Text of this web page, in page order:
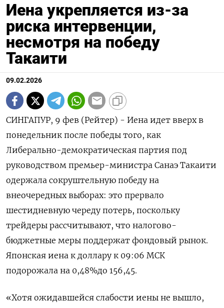
Иена укрепляется из-за
риска интервенции,
несмотря на победу
Такаити
09.02.2026
СИНГАПУР, 9 фев (Рейтер) - Иена идет вверх в
понедельник после победы того, как
Либерально-демократическая партия под
руководством премьер-министра Санаэ Такаити
одержала сокруштельную победу на
внеочередных выборах: это прервало
шестидневную ⁠череду потерь, поскольку
трейдеры рассчитывают, что налогово-
бюджетные меры поддержат фондовый рынок.
Японская иена к доллару к 09:06 МСК
подорожала на 0,48%​ до 156,45.
«Хотя ожидавшейся слабости ⁠иены не вышло,